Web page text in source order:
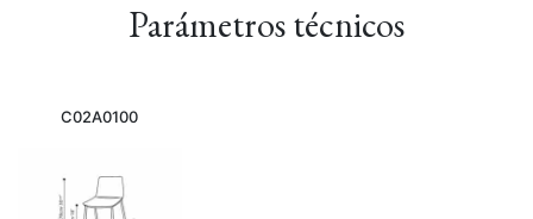
Parámetros técnicos
C02A0100